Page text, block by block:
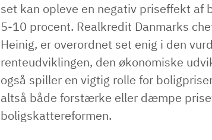
set kan opleve en negativ priseffekt af
5-10 procent. Realkredit Danmarks
Heinig, er overordnet set enig i den
renteudviklingen, den økonomiske
også spiller en vigtig rolle for
altså både forstærke eller dæmpe
boligskattereformen.